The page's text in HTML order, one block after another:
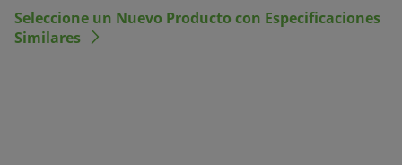
Seleccione un Nuevo Producto con Especificaciones
Similares